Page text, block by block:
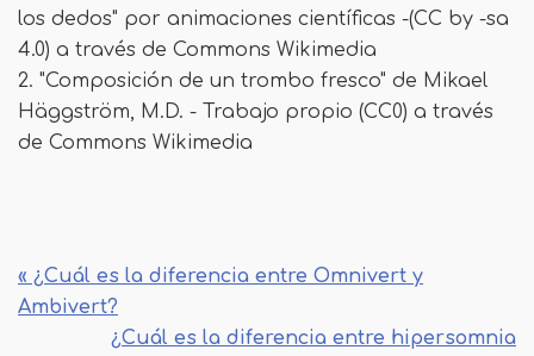
los dedos" por animaciones científicas -(CC by -sa
4.0) a través de Commons Wikimedia
2. "Composición de un trombo fresco" de Mikael
Häggström, M.D. - Trabajo propio (CC0) a través
de Commons Wikimedia
« ¿Cuál es la diferencia entre Omnivert y
Ambivert?
¿Cuál es la diferencia entre hipersomnia